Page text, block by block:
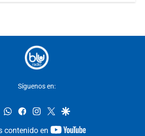
Síguenos en:
whatsappfacebookinstagram
twittergoogle
contenido en
youtube-